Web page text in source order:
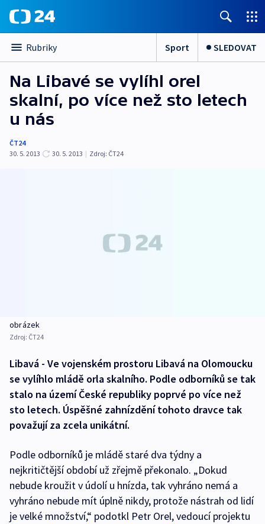
Rubriky Sport SLEDOVAT
Na Libavé se vylíhl orel
skalní, po více než sto letech
u nás
ČT24
30. 5. 2013
30. 5. 2013 | Zdroj: ČT24
obrázek
Zdroj: ČT24
Libavá - Ve vojenském prostoru Libavá na Olomoucku
se vylíhlo mládě orla skalního. Podle odborníků se tak
stalo na území České republiky poprvé po více než
sto letech. Úspěšné zahnízdění tohoto dravce tak
považují za zcela unikátní.
Podle odborníků je mládě staré dva týdny a
nejkritičtější období už zřejmě překonalo. „Dokud
nebude kroužit v údolí u hnízda, tak vyhráno nemá a
vyhráno nebude mít úplně nikdy, protože nástrah od lidí
je velké množství,“ podotkl Petr Orel, vedoucí projektu